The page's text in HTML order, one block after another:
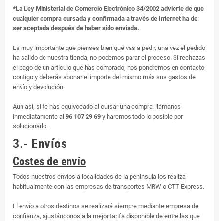
*La Ley Ministerial de Comercio Electrónico 34/2002 advierte de que
cualquier compra cursada y confirmada a través de Internet ha de
ser aceptada después de haber sido enviada.
Es muy importante que pienses bien qué vas a pedir, una vez el pedido
ha salido de nuestra tienda, no podemos parar el proceso. Si rechazas
el pago de un artículo que has comprado, nos pondremos en contacto
contigo y deberás abonar el importe del mismo más sus gastos de
envío y devolución.
Aun así, si te has equivocado al cursar una compra, llámanos
inmediatamente al 96 107 29 69 y haremos todo lo posible por
solucionarlo.
3.- Envíos
Costes de envío
Todos nuestros envíos a localidades de la peninsula los realiza
habitualmente con las empresas de transportes MRW o CTT Express.
El envío a otros destinos se realizará siempre mediante empresa de
confianza, ajustándonos a la mejor tarifa disponible de entre las que